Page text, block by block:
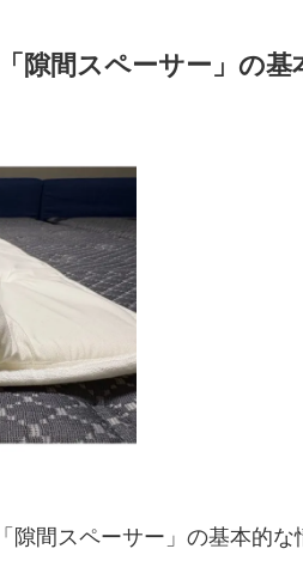
隙間スペーサー」の基
隙間スペーサー」の基本的な